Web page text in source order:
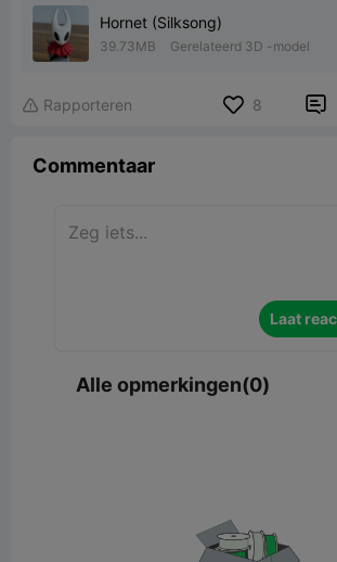
Hornet (Silksong)
39.73MB Gerelateerd 3D -model
 Rapporteren 8 
Commentaar
Laat
Alle opmerkingen(0)